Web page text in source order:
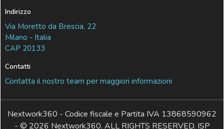
Indirizzo
Via Moretto da Brescia, 22
Milano - Italia
CAP 20133
Contatti
Contatta il nostro team per maggiori informazioni
Nextwork360 - Codice fiscale e Partita IVA 13868590962
- © 2026 Nextwork360. ALL RIGHTS RESERVED. ISP